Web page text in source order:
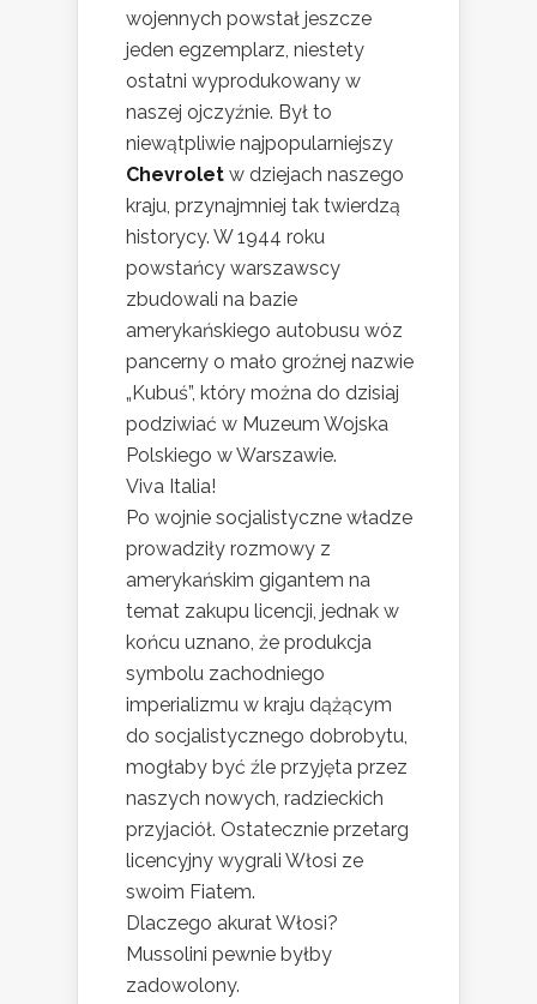
wojennych powstał jeszcze
jeden egzemplarz, niestety
ostatni wyprodukowany w
naszej ojczyźnie. Był to
niewątpliwie najpopularniejszy
Chevrolet w dziejach naszego
kraju, przynajmniej tak twierdzą
historycy. W 1944 roku
powstańcy warszawscy
zbudowali na bazie
amerykańskiego autobusu wóz
pancerny o mało groźnej nazwie
„Kubuś”, który można do dzisiaj
podziwiać w Muzeum Wojska
Polskiego w Warszawie.
Viva Italia!
Po wojnie socjalistyczne władze
prowadziły rozmowy z
amerykańskim gigantem na
temat zakupu licencji, jednak w
końcu uznano, że produkcja
symbolu zachodniego
imperializmu w kraju dążącym
do socjalistycznego dobrobytu,
mogłaby być źle przyjęta przez
naszych nowych, radzieckich
przyjaciół. Ostatecznie przetarg
licencyjny wygrali Włosi ze
swoim Fiatem.
Dlaczego akurat Włosi?
Mussolini pewnie byłby
zadowolony.